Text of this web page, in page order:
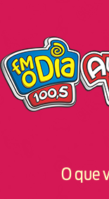
O que